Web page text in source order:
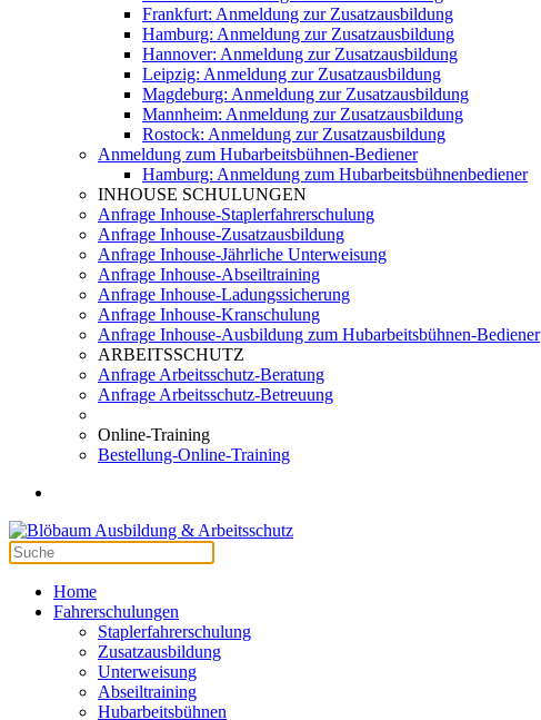
Frankfurt: Anmeldung zur Zusatzausbildung
Hamburg: Anmeldung zur Zusatzausbildung
Hannover: Anmeldung zur Zusatzausbildung
Leipzig: Anmeldung zur Zusatzausbildung
Magdeburg: Anmeldung zur Zusatzausbildung
Mannheim: Anmeldung zur Zusatzausbildung
Rostock: Anmeldung zur Zusatzausbildung
Anmeldung zum Hubarbeitsbühnen-Bediener
Hamburg: Anmeldung zum Hubarbeitsbühnenbediener
INHOUSE SCHULUNGEN
Anfrage Inhouse-Staplerfahrerschulung
Anfrage Inhouse-Zusatzausbildung
Anfrage Inhouse-Jährliche Unterweisung
Anfrage Inhouse-Abseiltraining
Anfrage Inhouse-Ladungssicherung
Anfrage Inhouse-Kranschulung
Anfrage Inhouse-Ausbildung zum Hubarbeitsbühnen-Bediener
ARBEITSSCHUTZ
Anfrage Arbeitsschutz-Beratung
Anfrage Arbeitsschutz-Betreuung
Online-Training
Bestellung-Online-Training
Home
Fahrerschulungen
Staplerfahrerschulung
Zusatzausbildung
Unterweisung
Abseiltraining
Hubarbeitsbühnen